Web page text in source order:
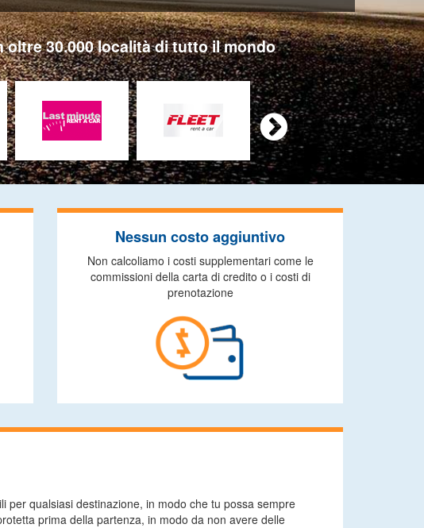
30.000 località di tutto il mondo

Nessun costo aggiuntivo
Non calcoliamo i costi supplementari come le
commissioni della carta di credito o i costi di
prenotazione
per qualsiasi destinazione, in modo che tu possa sempre
prima della partenza, in modo da non avere delle